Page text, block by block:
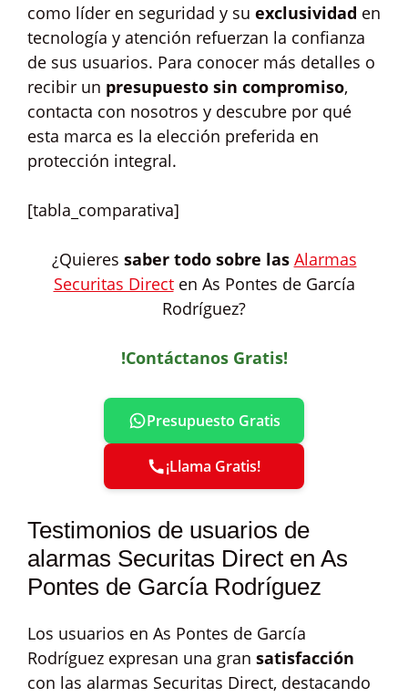
como líder en seguridad y su exclusividad en
tecnología y atención refuerzan la confianza
de sus usuarios. Para conocer más detalles o
recibir un presupuesto sin compromiso,
contacta con nosotros y descubre por qué
esta marca es la elección preferida en
protección integral.
[tabla_comparativa]
¿Quieres saber todo sobre las Alarmas
Securitas Directen As Pontes de García
Rodríguez?
!Contáctanos Gratis!
Presupuesto Gratis
¡Llama Gratis!
Testimonios de usuarios de
alarmas Securitas Direct en As
Pontes de García Rodríguez
Los usuarios en As Pontes de García
Rodríguez expresan una gran satisfacción
con las alarmas Securitas Direct, destacando